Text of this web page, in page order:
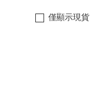
僅顯示現貨